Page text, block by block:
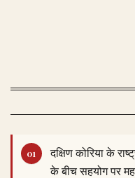
दक्षिण कोरिया के
के बीच सहयोग पर